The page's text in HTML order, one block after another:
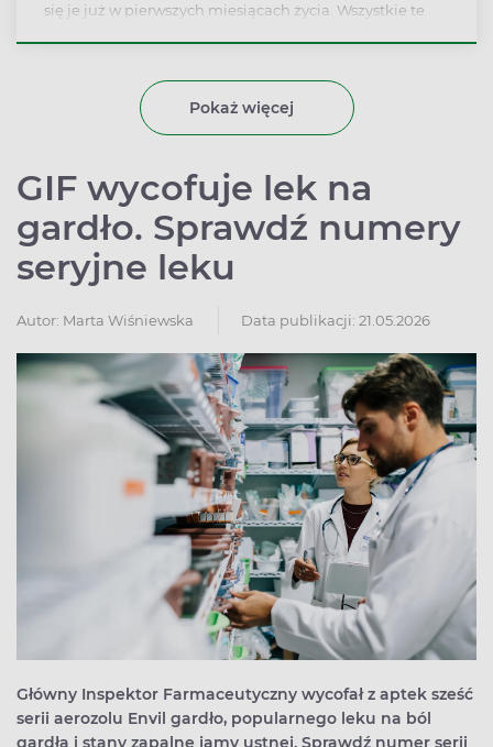
się je już w pierwszych miesiącach życia. Wszystkie te
Pokaż więcej
GIF wycofuje lek na
gardło. Sprawdź numery
seryjne leku
Autor: Marta Wiśniewska Data publikacji: 21.05.2026
Główny Inspektor Farmaceutyczny wycofał z aptek sześć
serii aerozolu Envil gardło, popularnego leku na ból
gardła i stany zapalne jamy ustnej. Sprawdź numer serii